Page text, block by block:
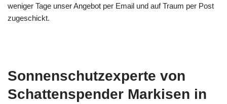
weniger Tage unser Angebot per Email und auf Traum per Post
zugeschickt.
Sonnenschutzexperte von
Schattenspender Markisen in